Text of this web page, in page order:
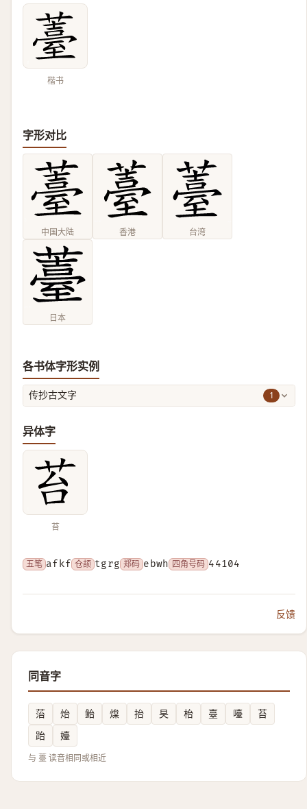
楷书
字形对比
中国大陆 香港 台湾
日本
各书体字形实例
传抄古文字 1
异体字
苔
五笔 afkf 仓颉 tgrg 郑码 ebwh 四角号码 44104
反馈
同音字
菭 炲 鲐 㷘 抬 旲 枱 臺 㘆
苔
跆
嬯
与 薹 读音相同或相近